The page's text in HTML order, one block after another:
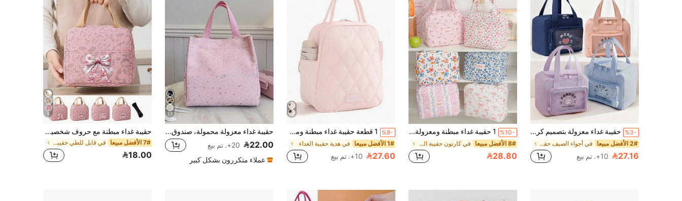
%3- حقيبة غداء معزولة بتصميم كرتوني - حقيبة عازلة للحرارة مقاومة للماء بتصميم كاواييي جميل - حقيبة غداء سميكة مناسبة للطلاب والنساء والفتيات للاستخدام اليومي، هدية عيد الميلاد، عودة إلى المدرسة، حقيبة غداء كبيرة السعة مناسبة للرجال والسفر
2# الأفضل مبيعا في أجواء الصيف حقائب وجبات
27.16 10+. تم بيع
%10- 1 حقيبة غداء مبطنة ومعزولة بنمط الفراولة، حقيبة تخزين الطعام، حقيبة توت مبطنة بنقوش زهرية، صندوق غداء قابل لإعادة الاستخدام، حقيبة غداء مقاومة للتسرب، حقيبة تبريد معزولة بجمالية كوكيت، حقيبة غداء لطيفة، حقيبة تبريد معزولة بسعة كبيرة قابلة لإعادة الاستخدام، حقيبة تخزين منزلية، مناسبة للعمل أو النزهة أو السفر أو المدرسة، هدية عيد الميلاد، العودة إلى المدرسة
8# الأفضل مبيعا في كارتون حقيبة الغداء
28.80
%8- 1 قطعة حقيبة غداء مبطنة ومعزولة بسعة كبيرة، حقيبة غداء محمولة معزولة للنساء مع مقبض، حقيبة تخزين صندوق الغداء مقاومة للماء والتسرب، حقيبة وجبات أنيقة للعمل والمدرسة والسفر، حقيبة تبريد وتخزين طعام عصرية للمكتب والنزهات، مناسبة للاستخدام اليومي، حقيبة تبريد للمطبخ والنزهات، مناسبة للرجال والنساء، للنزهات، هدية للطلاب، ضرورية للعودة إلى المدرسة.
1# الأفضل مبيعا في هدية حقيبة الغداء
27.60 10+. تم بيع
23
حقيبة غداء معزولة محمولة، صندوق غداء، حقيبة بنتو، حقيبة عزل الغداء، حقيبة غداء فاكهة كيوت سميكة للطلاب، حقيبة غداء نجمية غير متماثلة، حاوية غداء سعة كبيرة، ضروريات السفر
22.00 20+. تم بيع
عملاء متكررون بشكل كبير
5
حقيبة غداء مبطنة مع حروف شخصية للنساء/الفتيات، حقيبة غداء معزولة بشكل جميل مع فيونكة، محكمة الإغلاق ومعزولة حرارياً، سعة كبيرة ناعمة، صندوق غداء قابل لإعادة الاستخدام. مناسبة للمكتب والمدرسة والنزهات والشاطئ وتخزين الفصل الدراسي، حقيبة غداء للنساء، حقيبة إكسسوارات المدرسة، هدية مثالية لعيد الميلاد وعودة إلى المدرسة وعيد الحب وعيد الأم والاستخدام اليومي، حقيبة غداء معزولة مقاومة للماء للنزهات والتخييم
7# الأفضل مبيعا في قابل للطي حقيبة الغداء
18.00